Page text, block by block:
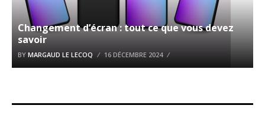
Changement d’écran : tout ce que vous devez
savoir
BY MARGAUD LE LECOQ 16 DÉCEMBRE 2024